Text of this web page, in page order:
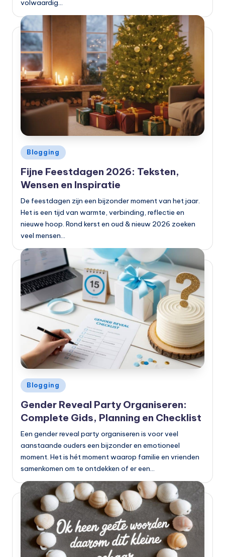
volwaardig…
Geplaatst
Blogging
Fijne Feestdagen 2026: Teksten,
Wensen en Inspiratie
De feestdagen zijn een bijzonder moment van het jaar.
Het is een tijd van warmte, verbinding, reflectie en
nieuwe hoop. Rond kerst en oud & nieuw 2026 zoeken
veel mensen…
Geplaatst
in
Blogging
Gender Reveal Party Organiseren:
Complete Gids, Planning en Checklist
Een gender reveal party organiseren is voor veel
aanstaande ouders een bijzonder en emotioneel
moment. Het is hét moment waarop familie en vrienden
samenkomen om te ontdekken of er een…